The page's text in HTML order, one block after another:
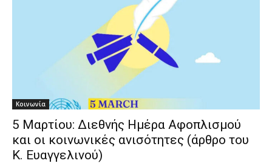
Κοινωνία
5 Μαρτίου: Διεθνής Ημέρα Αφοπλισμού
και οι κοινωνικές ανισότητες (άρθρο του
Κ. Ευαγγελινού)